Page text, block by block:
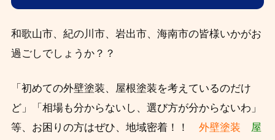
和歌山市、紀の川市、岩出市、海南市の皆様いかがお
過ごしでしょうか？？
「初めての外壁塗装、屋根塗装を考えているのだけ
ど」「相場も分からないし、選び方が分からないわ」
等、お困りの方はぜひ、 地域密着！！ 外壁塗装
屋